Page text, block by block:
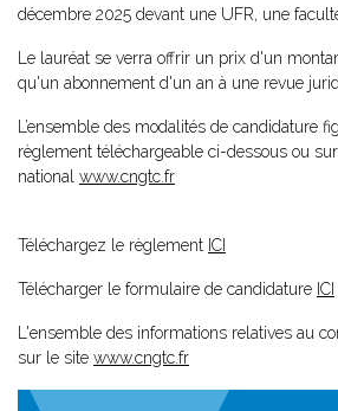
décembre 2025 devant une UFR, une
Le lauréat se verra offrir un prix d'un
qu'un abonnement d'un an à une revue
L’ensemble des modalités de candidature
règlement téléchargeable ci-dessous ou
national www.cngtc.fr
Téléchargez le règlement ICI
Télécharger le formulaire de candidature ICI
L'ensemble des informations relatives au
sur le site www.cngtc.fr